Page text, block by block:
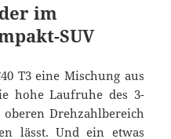
im
SUV
T3 eine Mischung aus
hohe Laufruhe des 3-
Drehzahlbereich
lässt. Und ein etwas